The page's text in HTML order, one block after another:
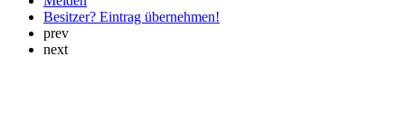
Besitzer? Eintrag übernehmen!
prev
next